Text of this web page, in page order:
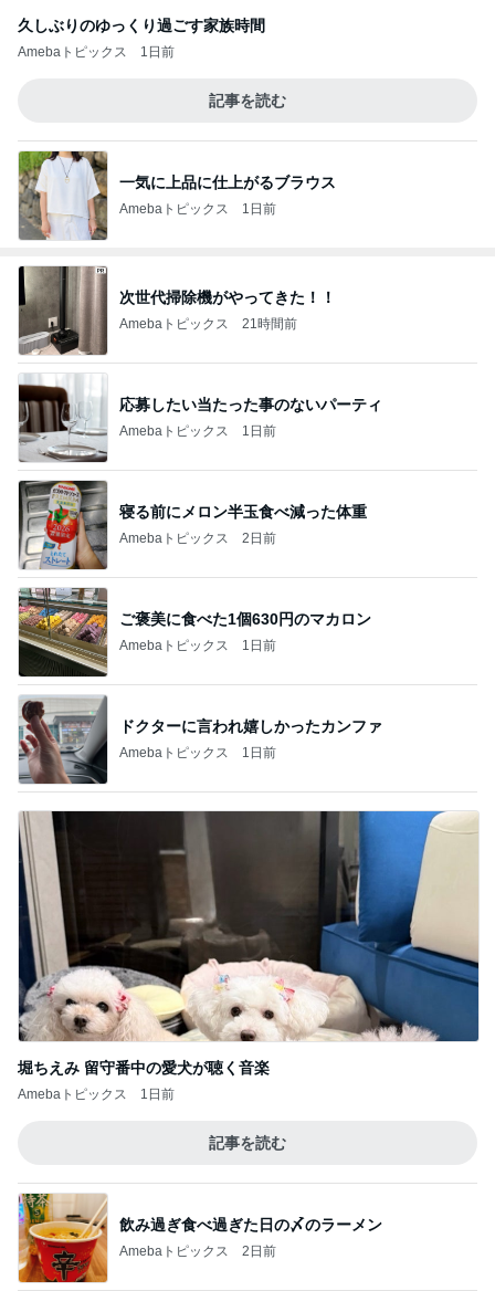
久しぶりのゆっくり過ごす家族時間
Amebaトピックス 1日前
記事を読む
一気に上品に仕上がるブラウス
Amebaトピックス 1日前
次世代掃除機がやってきた！！
Amebaトピックス 21時間前
応募したい当たった事のないパーティ
Amebaトピックス 1日前
寝る前にメロン半玉食べ減った体重
Amebaトピックス 2日前
ご褒美に食べた1個630円のマカロン
Amebaトピックス 1日前
ドクターに言われ嬉しかったカンファ
Amebaトピックス 1日前
堀ちえみ 留守番中の愛犬が聴く音楽
Amebaトピックス 1日前
記事を読む
飲み過ぎ食べ過ぎた日の〆のラーメン
Amebaトピックス 2日前